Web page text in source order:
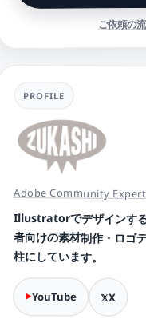
ご依頼の
PROFILE
Adobe Community Expert
Illustratorでデザインす
者向けの素材制作・ロゴ
柱にしています。
YouTube X